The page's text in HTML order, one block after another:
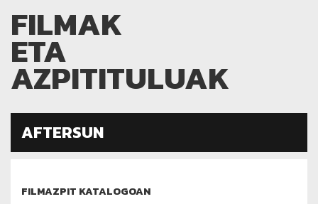
FILMAK
ETA
AZPITITULUAK
AFTERSUN
FILMAZPIT KATALOGOAN